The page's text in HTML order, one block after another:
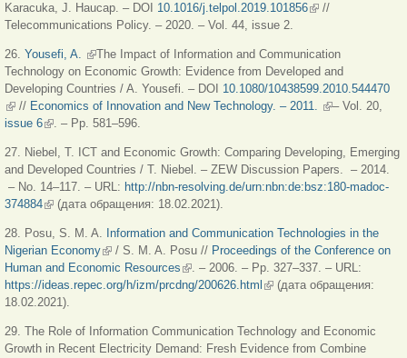
Karacuka, J. Haucap. – DOI 10.1016/j.telpol.2019.101856(внешняя ссылка)
//
Telecommunications Policy. – 2020. – Vol. 44, issue 2.
26. Yousefi, A. (внешняя ссылка)
The Impact of Information and Communication
Technology on Economic Growth: Evidence from Developed and
Developing Countries / A. Yousefi. – DOI 10.1080/10438599.2010.544470
(внешняя ссылка)
// Economics of Innovation and New Technology. – 2011. (внешняя
– Vol. 20,
issue 6(внешняя ссылка)
. – Pp. 581–596.
27. Niebel, T. ICT and Economic Growth: Comparing Developing, Emerging
and Developed Countries / T. Niebel. – ZEW Discussion Papers. – 2014.
– No. 14–117. – URL: http://nbn-resolving.de/urn:nbn:de:bsz:180-madoc-
374884(внешняя ссылка)
(дата обращения: 18.02.2021).
28. Posu, S. M. A. Information and Communication Technologies in the
Nigerian Economy(внешняя ссылка)
/ S. M. A. Posu // Proceedings of the Conference on
Human and Economic Resources (внешняя ссылка)
. – 2006. – Pp. 327–337. – URL:
https://ideas.repec.org/h/izm/prcdng/200626.html (внешняя ссылка)
(дата обращения:
18.02.2021).
29. The Role of Information Communication Technology and Economic
Growth in Recent Electricity Demand: Fresh Evidence from Combine